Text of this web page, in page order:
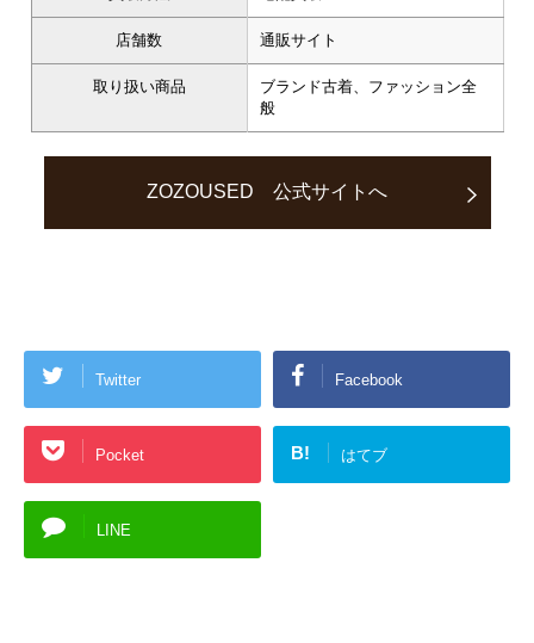
店舗数 通販サイト
取り扱い商品
ブランド古着、ファッション全
般
ZOZOUSED 公式サイトへ
Twitter Facebook
Pocket B! はてブ
LINE